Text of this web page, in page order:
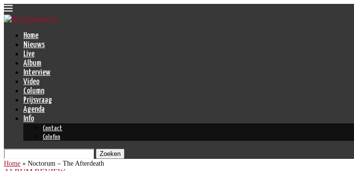
Home
Nieuws
Live
Album
Interview
Video
Column
Prijsvraag
Agenda
Info
Contact
Colofon
Zoeken
Home » Noctorum – The Afterdeath